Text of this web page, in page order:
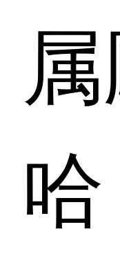
哈